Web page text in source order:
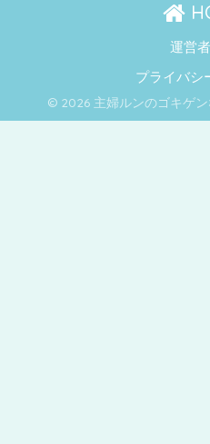
運営
プライバシ
© 2026 主婦ルンのゴキゲ